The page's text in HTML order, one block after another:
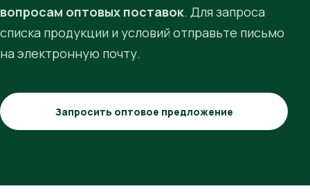
вопросам оптовых поставок. Для запроса
списка продукции и условий отправьте письмо
на электронную почту.
Запросить оптовое предложение